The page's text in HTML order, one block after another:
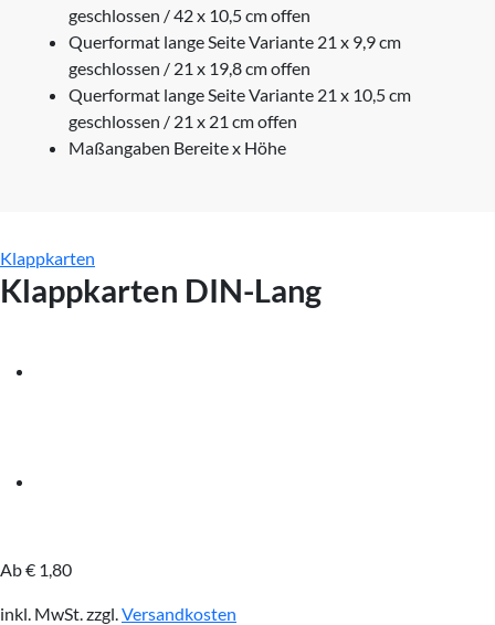
geschlossen / 42 x 10,5 cm offen
Querformat lange Seite Variante 21 x 9,9 cm
geschlossen / 21 x 19,8 cm offen
Querformat lange Seite Variante 21 x 10,5 cm
geschlossen / 21 x 21 cm offen
Maßangaben Bereite x Höhe
Klappkarten
Klappkarten DIN-Lang
Ab€ 1,80
inkl. MwSt.zzgl.Versandkosten